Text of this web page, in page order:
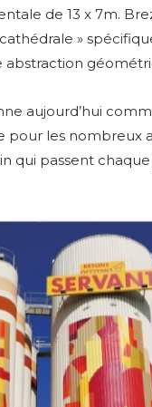
de 13 x 7m.
»
abstraction
aujourd’hui
pour les nombreux
qui passent